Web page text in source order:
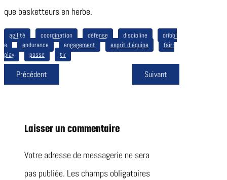
que basketteurs en herbe.
agilité coordination défense discipline
dribbl
e
endurance engagement esprit d’équipe
fair-
play
passe tir
Précédent Suivant
Laisser un commentaire
Votre adresse de messagerie ne sera
pas publiée. Les champs obligatoires